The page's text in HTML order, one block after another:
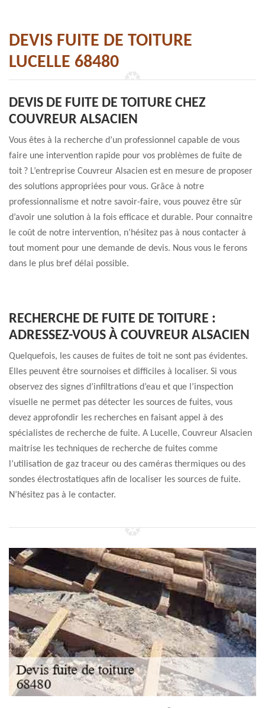
DEVIS FUITE DE TOITURE
LUCELLE 68480
DEVIS DE FUITE DE TOITURE CHEZ
COUVREUR ALSACIEN
Vous êtes à la recherche d’un professionnel capable de vous
faire une intervention rapide pour vos problèmes de fuite de
toit ? L’entreprise Couvreur Alsacien est en mesure de proposer
des solutions appropriées pour vous. Grâce à notre
professionnalisme et notre savoir-faire, vous pouvez être sûr
d’avoir une solution à la fois efficace et durable. Pour connaitre
le coût de notre intervention, n’hésitez pas à nous contacter à
tout moment pour une demande de devis. Nous vous le ferons
dans le plus bref délai possible.
RECHERCHE DE FUITE DE TOITURE :
ADRESSEZ-VOUS À COUVREUR ALSACIEN
Quelquefois, les causes de fuites de toit ne sont pas évidentes.
Elles peuvent être sournoises et difficiles à localiser. Si vous
observez des signes d’infiltrations d’eau et que l’inspection
visuelle ne permet pas détecter les sources de fuites, vous
devez approfondir les recherches en faisant appel à des
spécialistes de recherche de fuite. A Lucelle, Couvreur Alsacien
maitrise les techniques de recherche de fuites comme
l’utilisation de gaz traceur ou des caméras thermiques ou des
sondes électrostatiques afin de localiser les sources de fuite.
N’hésitez pas à le contacter.